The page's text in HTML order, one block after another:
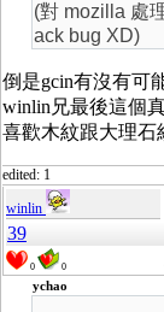
(對 mozilla 處
ack bug XD)
倒是gcin有沒有可
winlin兄最後這個
喜歡木紋跟大理石
edited: 1
winlin
39
0 0
ychao